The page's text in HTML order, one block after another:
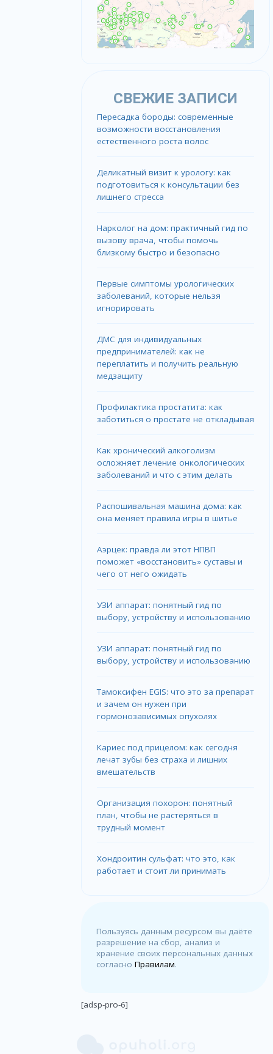
СВЕЖИЕ ЗАПИСИ
Пересадка бороды: современные
возможности восстановления
естественного роста волос
Деликатный визит к урологу: как
подготовиться к консультации без
лишнего стресса
Нарколог на дом: практичный гид по
вызову врача, чтобы помочь
близкому быстро и безопасно
Первые симптомы урологических
заболеваний, которые нельзя
игнорировать
ДМС для индивидуальных
предпринимателей: как не
переплатить и получить реальную
медзащиту
Профилактика простатита: как
заботиться о простате не откладывая
Как хронический алкоголизм
осложняет лечение онкологических
заболеваний и что с этим делать
Распошивальная машина дома: как
она меняет правила игры в шитье
Аэрцек: правда ли этот НПВП
поможет «восстановить» суставы и
чего от него ожидать
УЗИ аппарат: понятный гид по
выбору, устройству и использованию
УЗИ аппарат: понятный гид по
выбору, устройству и использованию
Тамоксифен EGIS: что это за препарат
и зачем он нужен при
гормонозависимых опухолях
Кариес под прицелом: как сегодня
лечат зубы без страха и лишних
вмешательств
Организация похорон: понятный
план, чтобы не растеряться в
трудный момент
Хондроитин сульфат: что это, как
работает и стоит ли принимать
Пользуясь данным ресурсом вы даёте
разрешение на сбор, анализ и
хранение своих персональных данных
согласноПравилам.
[adsp-pro-6]